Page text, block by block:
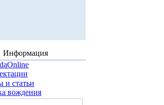
Информация
и статьи
вождения